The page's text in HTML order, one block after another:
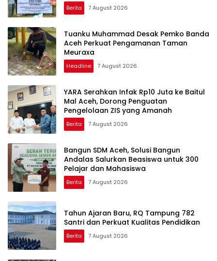
Berita 7 August 2026
Tuanku Muhammad Desak Pemko Banda
Aceh Perkuat Pengamanan Taman
Meuraxa
Headline 7 August 2026
YARA Serahkan Infak Rp10 Juta ke Baitul
Mal Aceh, Dorong Penguatan
Pengelolaan ZIS yang Amanah
Berita 7 August 2026
Bangun SDM Aceh, Solusi Bangun
Andalas Salurkan Beasiswa untuk 300
Pelajar dan Mahasiswa
Berita 7 August 2026
Tahun Ajaran Baru, RQ Tampung 782
Santri dan Perkuat Kualitas Pendidikan
Berita 7 August 2026